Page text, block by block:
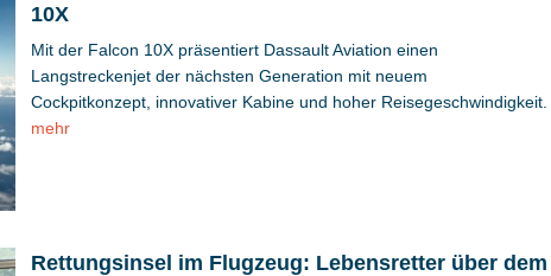
10X
Mit der Falcon 10X präsentiert Dassault Aviation einen
Langstreckenjet der nächsten Generation mit neuem
Cockpitkonzept, innovativer Kabine und hoher Reisegeschwindigkeit.
mehr
Rettungsinsel im Flugzeug: Lebensretter über dem